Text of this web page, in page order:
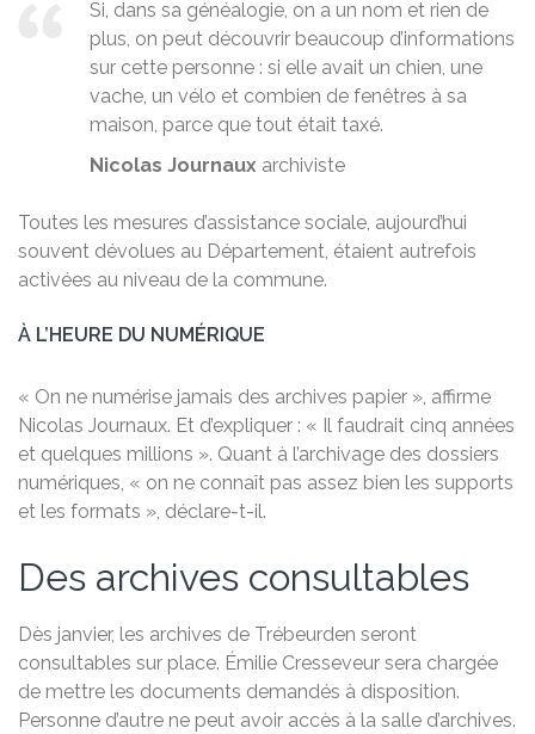
Si, dans sa généalogie, on a un nom et rien de
plus, on peut découvrir beaucoup d’informations
sur cette personne : si elle avait un chien, une
vache, un vélo et combien de fenêtres à sa
maison, parce que tout était taxé.
Nicolas Journaux archiviste
Toutes les mesures d’assistance sociale, aujourd’hui
souvent dévolues au Département, étaient autrefois
activées au niveau de la commune.
À L’HEURE DU NUMÉRIQUE
« On ne numérise jamais des archives papier », affirme
Nicolas Journaux. Et d’expliquer : « Il faudrait cinq années
et quelques millions ». Quant à l’archivage des dossiers
numériques, « on ne connaît pas assez bien les supports
et les formats », déclare-t-il.
Des archives consultables
Dès janvier, les archives de Trébeurden seront
consultables sur place. Émilie Cresseveur sera chargée
de mettre les documents demandés à disposition.
Personne d’autre ne peut avoir accès à la salle d’archives.